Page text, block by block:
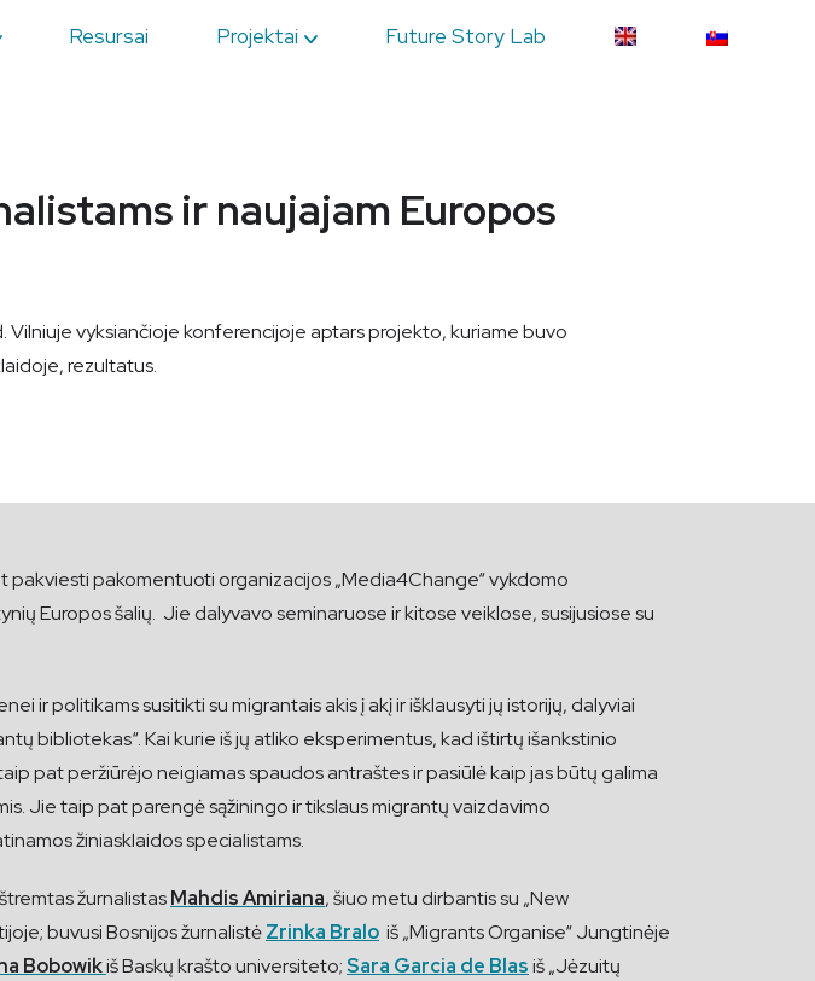
Resursai Projektai Future Story Lab
ir naujajam Europos
vyksiančioje konferencijoje aptars projekto, kuriame buvo
rezultatus.
pakviesti pakomentuoti organizacijos „Media4Change“ vykdomo
Europos šalių. Jie dalyvavo seminaruose ir kitose veiklose, susijusiose su
ir politikams susitikti su migrantais akis į akį ir išklausyti jų istorijų, dalyviai
bibliotekas“. Kai kurie iš jų atliko eksperimentus, kad ištirtų išankstinio
pat peržiūrėjo neigiamas spaudos antraštes ir pasiūlė kaip jas būtų galima
Jie taip pat parengė sąžiningo ir tikslaus migrantų vaizdavimo
žiniasklaidos specialistams.
žurnalistasMahdis Amiriana, šiuo metu dirbantis su „New
buvusi Bosnijos žurnalistėZrinka Bralo iš „Migrants Organise“ Jungtinėje
Bobowikiš Baskų krašto universiteto;Sara Garcia de Blasiš „Jėzuitų